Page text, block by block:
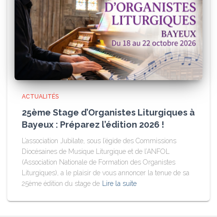
ACTUALITÉS
25ème Stage d’Organistes Liturgiques à
Bayeux : Préparez l’édition 2026 !
L’association Jubilate, sous l’égide des Commissions
Diocésaines de Musique Liturgique et de l’ANFOL
(Association Nationale de Formation des Organistes
Liturgiques), a le plaisir de vous annoncer la tenue de sa
25ème édition du stage de
Lire la suite